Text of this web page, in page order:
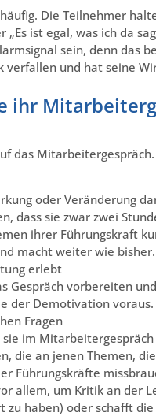
Die Teilnehmer
ist egal, was ich da
sein, denn das
verfallen und hat seine
ihr
das
oder Veränderung
dass sie zwar zwei
ihrer Führungskraft
macht weiter wie bisher.
erlebt
Gespräch vorbereiten
der Demotivation
Fragen
im
die an jenen Themen,
Führungskräfte
allem, um Kritik an der
haben) oder schafft